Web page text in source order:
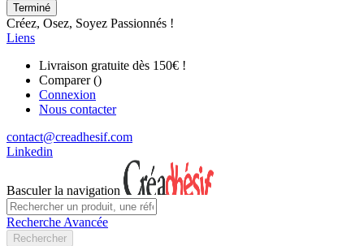
Terminé
Créez, Osez, Soyez Passionnés !
Liens
Livraison gratuite dès 150€ !
Comparer ()
Connexion
Nous contacter
contact@creadhesif.com
Linkedin
Basculer la navigation
Recherche Avancée
Rechercher